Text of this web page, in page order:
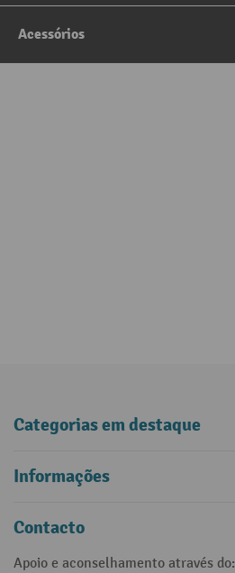
Acessórios
Categorias em destaque
Informações
Contacto
Apoio e aconselhamento através do: